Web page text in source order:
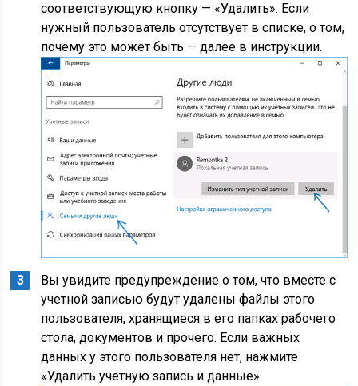
соответствующую кнопку — «Удалить». Если
нужный пользователь отсутствует в списке, о том,
почему это может быть — далее в инструкции.
Вы увидите предупреждение о том, что вместе с
учетной записью будут удалены файлы этого
пользователя, хранящиеся в его папках рабочего
стола, документов и прочего. Если важных
данных у этого пользователя нет, нажмите
«Удалить учетную запись и данные».